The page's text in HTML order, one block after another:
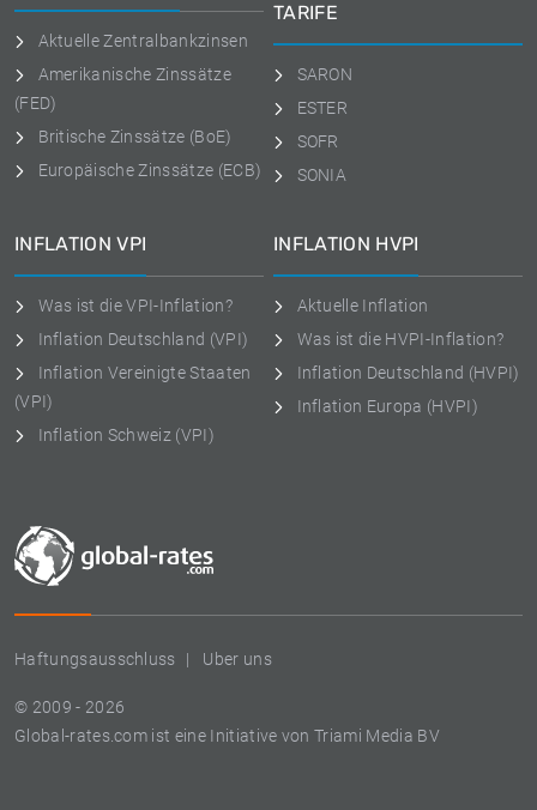
Haftungsausschluss Uber uns
© 2009 - 2026
Global-rates.com ist eine Initiative von Triami Media BV
Aktuelle Zentralbankzinsen
Amerikanische Zinssätze
(FED)
Britische Zinssätze (BoE)
Europäische Zinssätze (ECB)
TARIFE
SARON
ESTER
SOFR
SONIA
INFLATION VPI
Was ist die VPI-Inflation?
Inflation Deutschland (VPI)
Inflation Vereinigte Staaten
(VPI)
Inflation Schweiz (VPI)
INFLATION HVPI
Aktuelle Inflation
Was ist die HVPI-Inflation?
Inflation Deutschland (HVPI)
Inflation Europa (HVPI)